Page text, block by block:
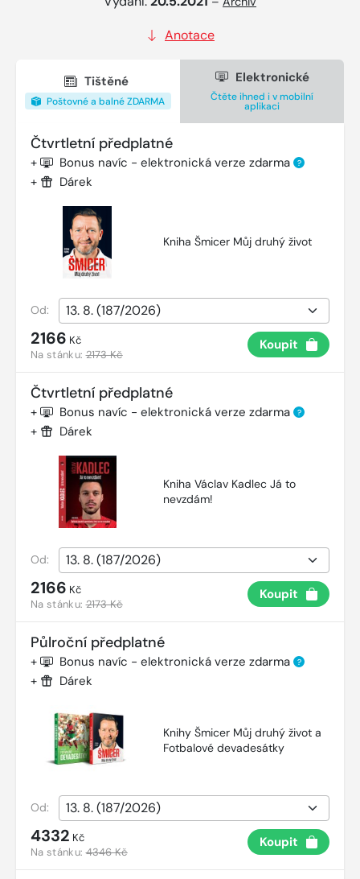
Anotace
Tištěné
Poštovné a balné ZDARMA
Elektronické
Čtěte ihned i v mobilní
aplikaci
Čtvrtletní předplatné
+ Bonus navíc - elektronická verze zdarma ?
+ Dárek
Kniha Šmicer Můj druhý život
Od:
2166 Kč
Na stánku:2173 Kč
Koupit
Čtvrtletní předplatné
+ Bonus navíc - elektronická verze zdarma ?
+ Dárek
Kniha Václav Kadlec Já to
nevzdám!
Od:
2166 Kč
Na stánku:2173 Kč
Koupit
Půlroční předplatné
+ Bonus navíc - elektronická verze zdarma ?
+ Dárek
Knihy Šmicer Můj druhý život a
Fotbalové devadesátky
Od:
4332 Kč
Na stánku:4346 Kč
Koupit